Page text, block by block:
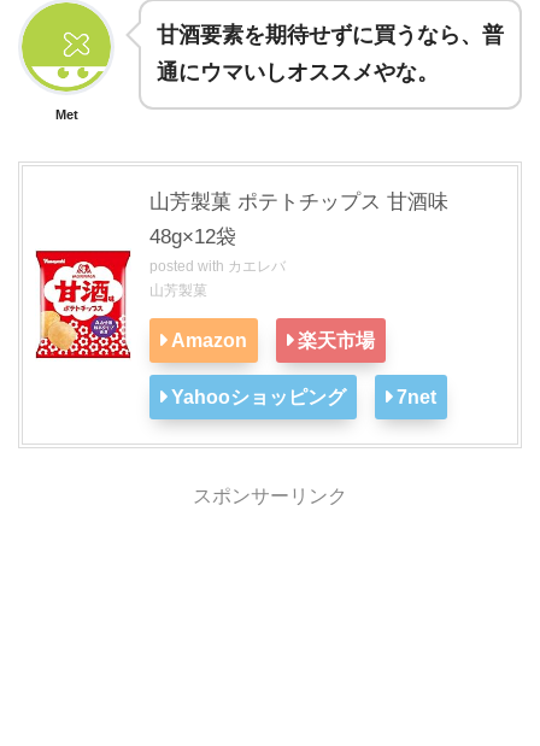
Met
甘酒要素を期待せずに買うなら、普
通にウマいしオススメやな。
山芳製菓 ポテトチップス 甘酒味
48g×12袋
posted with カエレバ
山芳製菓
Amazon 楽天市場
Yahooショッピング 7net
スポンサーリンク